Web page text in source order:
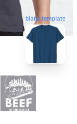
blank template